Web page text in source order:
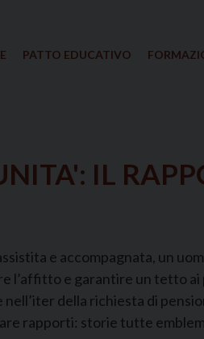
PATTO EDUCATIVO
IL
e accompagnata, un
l’affitto e garantire un tetto
della richiesta di
rapporti: storie tutte